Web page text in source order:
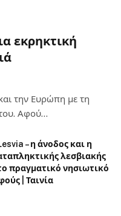
εκρηκτική
την Ευρώπη με τη
Αφού…
– η άνοδος και η
λεσβιακής
πραγματικό νησιωτικό
| Ταινία